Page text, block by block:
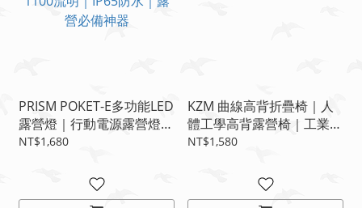
PRISM POKET-E多功能LED
露營燈｜行動電源露營燈｜
8000mAh大容量｜1100流
NT$1,680
KZM 曲線高背折疊椅｜人
體工學高背露營椅｜工業風
休閒椅｜露營放空神器🔥
NT$1,580